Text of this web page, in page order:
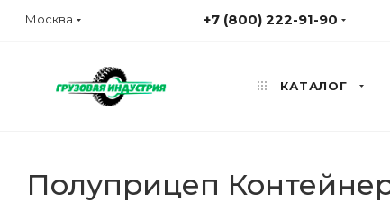
Москва +7 (800) 222-91-90
КАТАЛОГ
Полуприцеп